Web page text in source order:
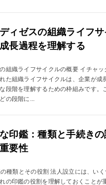
ィゼスの組織ライフサ
長過程を理解する
組織ライフサイクルの概要 イチャッ
た組織ライフサイクルは、企業が成
段階を理解するための枠組みです。
の段階に...
印鑑：種類と手続きの
要性
種類とその役割 法人設立には、い
の印鑑の役割を理解しておくことが